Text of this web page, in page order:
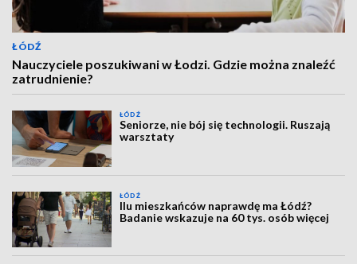
ŁÓDŹ
Nauczyciele poszukiwani w Łodzi. Gdzie można znaleźć
zatrudnienie?
ŁÓDŹ
Seniorze, nie bój się technologii. Ruszają
warsztaty
ŁÓDŹ
Ilu mieszkańców naprawdę ma Łódź?
Badanie wskazuje na 60 tys. osób więcej